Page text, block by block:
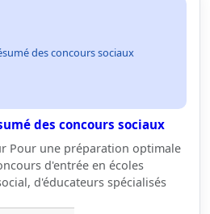
des concours sociaux
des concours sociaux
Pour une préparation optimale
d'entrée en écoles
d'éducateurs spécialisés